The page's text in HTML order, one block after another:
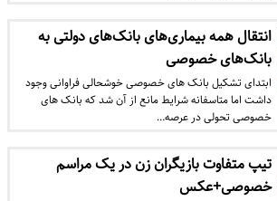
انتقال همه بیماری‌های بانک‌های دولتی به
بانک‌های خصوصی
ابتدای تشکیل بانک های خصوصی خوشحالی فراوانی وجود
داشت اما متاسفانه شرایط مانع از آن شد که بانک های
خصوصی تحولی در عرصه…
تیپ متفاوت بازیگران زن در یک مراسم
خصوصی+عکس